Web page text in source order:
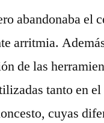
abandonaba el
arritmia.
de las
tanto en
cuyas